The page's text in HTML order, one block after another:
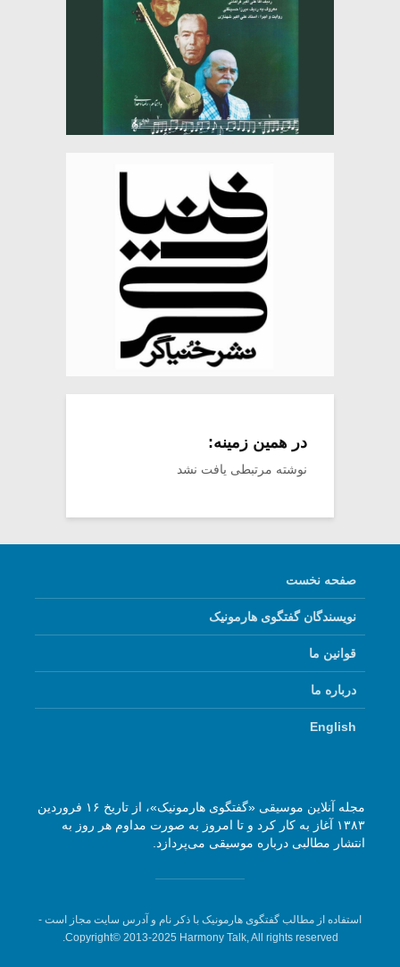
در همین زمینه:
نوشته مرتبطی یافت نشد
صفحه نخست
نویسندگان گفتگوی هارمونیک
قوانین ما
درباره ما
English
مجله آنلاین موسیقی «گفتگوی هارمونیک»، از تاریخ ۱۶ فروردین
۱۳۸۳ آغاز به کار کرد و تا امروز به صورت مداوم هر روز به
انتشار مطالبی درباره موسیقی می‌پردازد.
استفاده از مطالب گفتگوی هارمونیک با ذکر نام و آدرس سایت مجاز است -
Copyright© 2013-2025 Harmony Talk, All rights reserved.